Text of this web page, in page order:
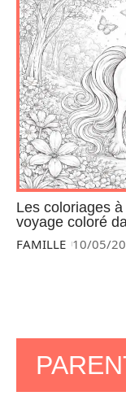
Les coloriages
voyage coloré
FAMILLE 10/05/